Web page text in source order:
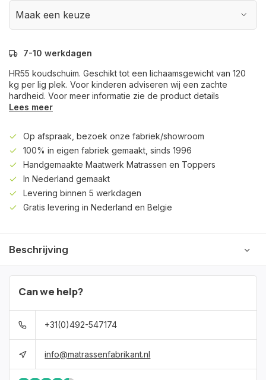
7-10 werkdagen
HR55 koudschuim. Geschikt tot een lichaamsgewicht van 120
kg per lig plek. Voor kinderen adviseren wij een zachte
hardheid. Voor meer informatie zie de product details
Lees meer
Op afspraak, bezoek onze fabriek/showroom
100% in eigen fabriek gemaakt, sinds 1996
Handgemaakte Maatwerk Matrassen en Toppers
In Nederland gemaakt
Levering binnen 5 werkdagen
Gratis levering in Nederland en Belgie
Beschrijving
Can we help?
+31(0)492-547174
info@matrassenfabrikant.nl